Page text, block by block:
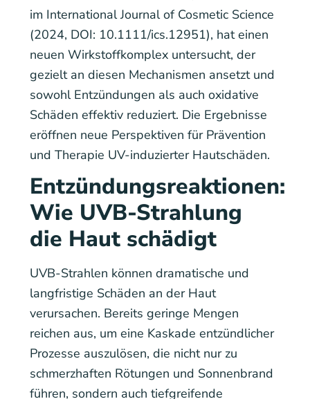
im International Journal of Cosmetic Science
(2024, DOI: 10.1111/ics.12951), hat einen
neuen Wirkstoffkomplex untersucht, der
gezielt an diesen Mechanismen ansetzt und
sowohl Entzündungen als auch oxidative
Schäden effektiv reduziert. Die Ergebnisse
eröffnen neue Perspektiven für Prävention
und Therapie UV-induzierter Hautschäden.
Entzündungsreaktionen:
Wie UVB-Strahlung
die Haut schädigt
UVB-Strahlen können dramatische und
langfristige Schäden an der Haut
verursachen. Bereits geringe Mengen
reichen aus, um eine Kaskade entzündlicher
Prozesse auszulösen, die nicht nur zu
schmerzhaften Rötungen und Sonnenbrand
führen, sondern auch tiefgreifende